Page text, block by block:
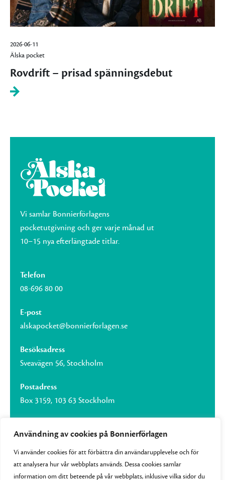
Användning av cookies på Bonnierförlagen
Vi använder cookies för att förbättra din användarupplevelse och för
att analysera hur vår webbplats används. Dessa cookies samlar
information om ditt beteende på vår webbplats, inklusive vilka sidor du
2026-06-11
Älska pocket
Rovdrift – prisad spänningsdebut
Vi samlar Bonnierförlagens
pocketutgivning och ger varje månad ut
10–15 nya efterlängtade titlar.
Telefon
08-696 80 00
E-post
alskapocket@bonnierforlagen.se
Besöksadress
Sveavägen 56, Stockholm
Postadress
Box 3159, 103 63 Stockholm
Om Bonnierförlagen
Cookies